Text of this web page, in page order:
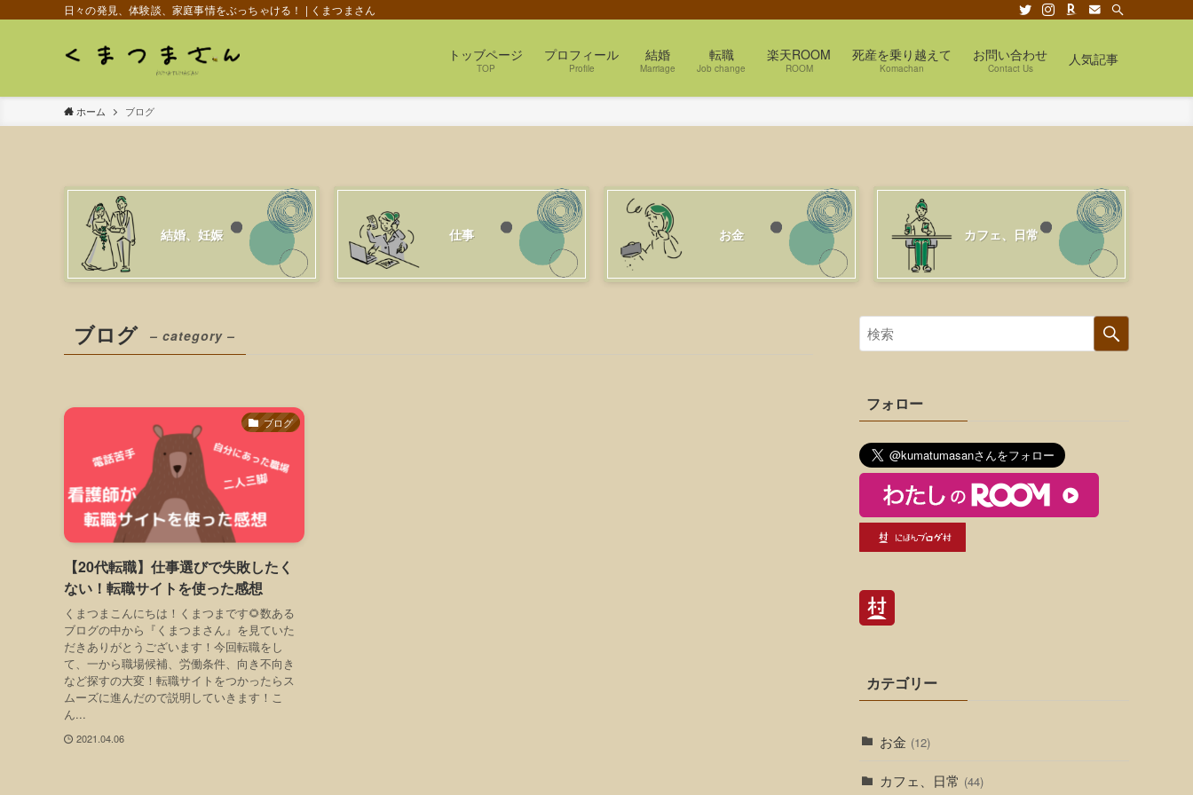
日々の発見、体験談、家庭事情をぶっちゃける！ | くまつまさん
トッブページ
TOP
プロフィール
Profile
結婚
Marriage
転職
Job change
楽天ROOM
ROOM
死産を乗り越えて
Komachan
お問い合わせ
Contact Us
人気記事
ホーム ブログ
結婚、妊娠 仕事 お金 カフェ、日常
ブログ – category –
ブログ
【20代転職】仕事選びで失敗したく
ない！転職サイトを使った感想
くまつまこんにちは！くまつまです🌻数ある
ブログの中から『くまつまさん』を見ていた
だきありがとうございます！今回転職をし
て、一から職場候補、労働条件、向き不向き
など探すの大変！転職サイトをつかったらス
ムーズに進んだので説明していきます！こ
ん...
2021.04.06
フォロー
カテゴリー
お金 (12)
カフェ、日常 (44)